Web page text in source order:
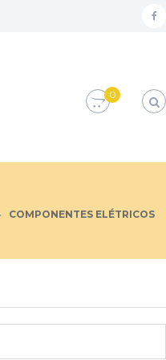
f
e
b
0
COMPONENTES ELÉTRICOS